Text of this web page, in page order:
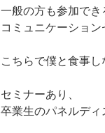
一般の方も参加でき
コミュニケーション
こちらで僕と食事し
セミナーあり、
卒業生のパネルディ